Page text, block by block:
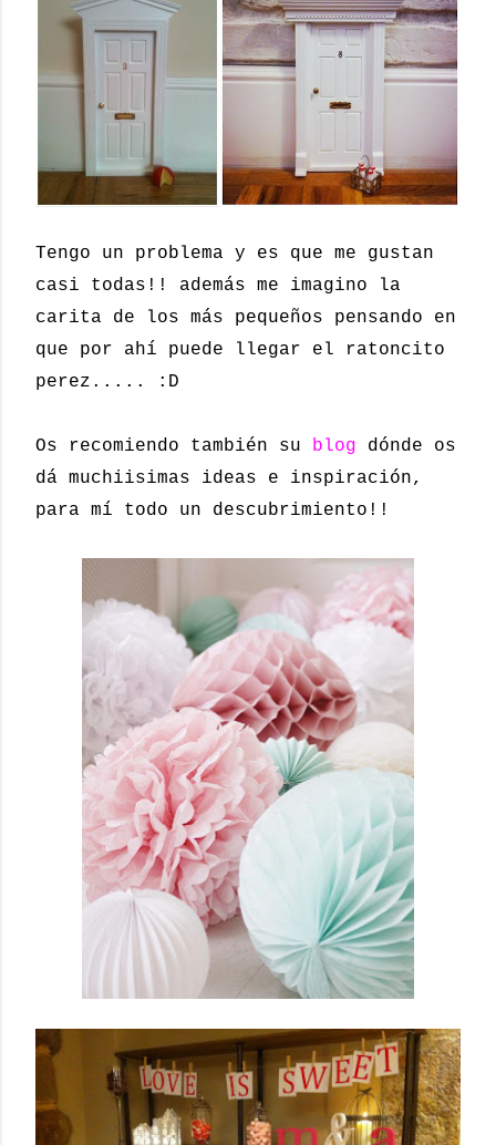
Tengo un problema y es que me gustan
casi todas!! además me imagino la
carita de los más pequeños pensando en
que por ahí puede llegar el ratoncito
perez..... :D
Os recomiendo también su blog dónde os
dá muchiisimas ideas e inspiración,
para mí todo un descubrimiento!!